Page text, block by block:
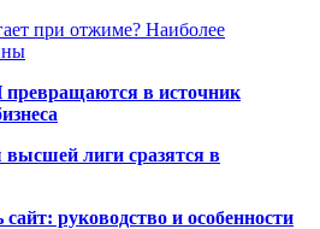
при отжиме? Наиболее
в источник
лиги сразятся в
руководство и особенности